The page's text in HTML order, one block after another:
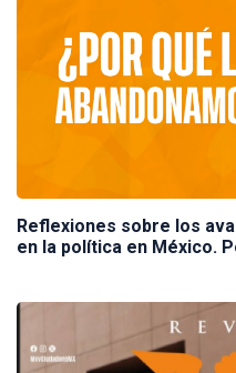
Reflexiones sobre los
en la política en México.